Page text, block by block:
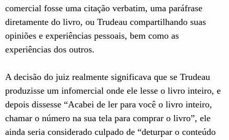
comercial fosse uma citação verbatim, uma paráfrase
diretamente do livro, ou Trudeau compartilhando suas
opiniões e experiências pessoais, bem como as
experiências dos outros.
A decisão do juiz realmente significava que se Trudeau
produzisse um infomercial onde ele lesse o livro inteiro, e
depois dissesse “Acabei de ler para você o livro inteiro,
chamar o número na sua tela para comprar o livro”, ele
ainda seria considerado culpado de “deturpar o conteúdo